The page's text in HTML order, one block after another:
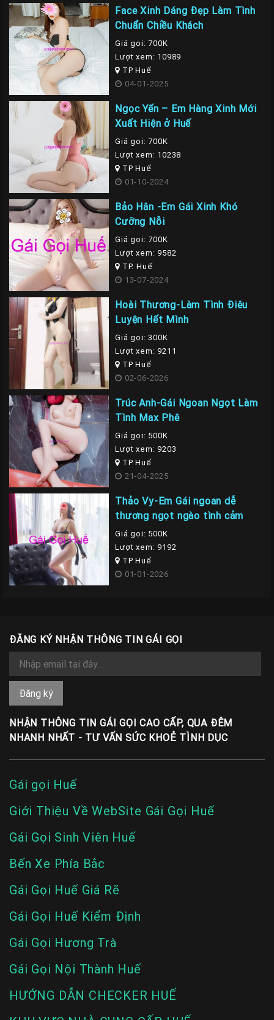
Face Xinh Dáng Đẹp Làm Tình
Chuẩn Chiều Khách
Giá gọi: 700K
Lượt xem: 10989
TP Huế
04-01-2025
Ngọc Yến – Em Hàng Xinh Mới
Xuất Hiện ở Huế
Giá gọi: 700K
Lượt xem: 10238
TP Huế
01-10-2024
Bảo Hân -Em Gái Xinh Khó
Cưỡng Nỗi
Giá gọi: 700K
Lượt xem: 9582
TP. Huế
13-07-2024
Hoài Thương-Làm Tình Điêu
Luyện Hết Mình
Giá gọi: 300K
Lượt xem: 9211
TP Huế
02-06-2026
Trúc Anh-Gái Ngoan Ngọt Làm
Tình Max Phê
Giá gọi: 500K
Lượt xem: 9203
TP Huế
21-04-2025
Thảo Vy-Em Gái ngoan dễ
thương ngọt ngào tình cảm
Giá gọi: 500K
Lượt xem: 9192
TP Huế
01-01-2026
ĐĂNG KÝ NHẬN THÔNG TIN GÁI GỌI
NHẬN THÔNG TIN GÁI GỌI CAO CẤP, QUA ĐÊM
NHANH NHẤT - TƯ VẤN SỨC KHOẺ TÌNH DỤC
Gái gọi Huế
Giới Thiệu Về WebSite Gái Gọi Huế
Gái Gọi Sinh Viên Huế
Bến Xe Phía Bắc
Gái Gọi Huế Giá Rẽ
Gái Gọi Huế Kiểm Định
Gái Gọi Hương Trà
Gái Gọi Nội Thành Huế
HƯỚNG DẪN CHECKER HUẾ